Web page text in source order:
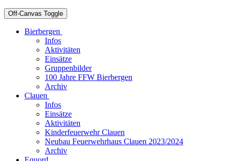
Off-Canvas Toggle
Bierbergen
Infos
Aktivitäten
Einsätze
Gruppenbilder
100 Jahre FFW Bierbergen
Archiv
Clauen
Infos
Einsätze
Aktivitäten
Kinderfeuerwehr Clauen
Neubau Feuerwehrhaus Clauen 2023/2024
Archiv